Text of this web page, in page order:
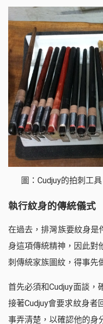
圖：Cudjuy的拍刺工
執行紋身的傳統儀式
在過去，排灣族要紋身是
身這項傳統精神，因此對
刺傳統家族圖紋，得事先
首先必須和Cudjuy面談，
接著Cudjuy會要求紋身者
事弄清楚，以確認他的身